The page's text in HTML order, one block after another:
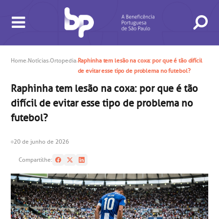
BUSCA
CONSULTAS E EXAMES
de consultas e exames
ATENDIMENTO 24H
SAC
CONHEÇA AS UNIDADES
Hospital BP
INSTITUCIONAL
e Pesquisa
NOSSOS SERVIÇOS
INFORMAÇÕES ÚTEIS
ESPECIALIDADES
de Oncologia e Hematologia
Home NotíciasOrtopediaRaphinha tem lesão na coxa: por que é tão difícil
de evitar esse tipo de problema no futebol?
Raphinha tem lesão na coxa: por que é tão
difícil de evitar esse tipo de problema no
futebol?
20 de junho de 2026
Compartilhe: